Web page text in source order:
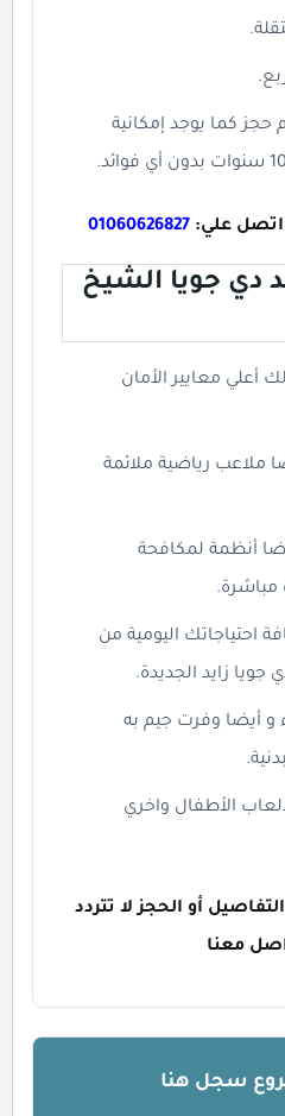
5% مقدم حجز كما يوجد إمكانية
اتصل علي: 01060626827
دي جويا الشيخ
معايير الأمان
ملاعب رياضية ملائمة
أنظمة لمكافحة
مباشرة.
احتياجاتك اليومية من
زايد الجديدة.
و أيضا وفرت جيم به
الأطفال واخري
أو الحجز لا تتردد
معنا
سجل هنا